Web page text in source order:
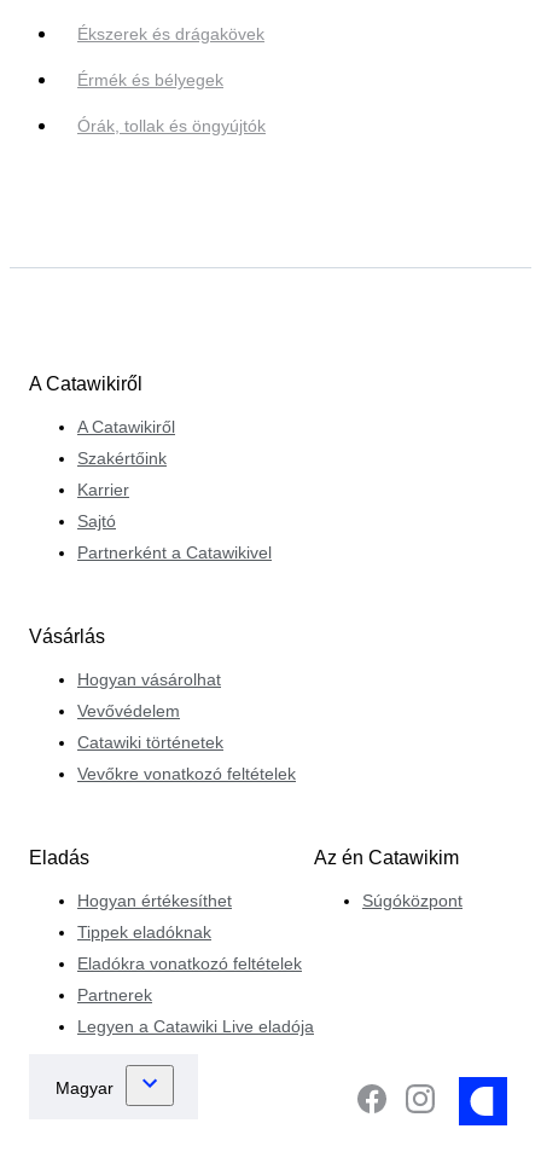
Ékszerek és drágakövek
Érmék és bélyegek
Órák, tollak és öngyújtók
A Catawikiről
A Catawikiről
Szakértőink
Karrier
Sajtó
Partnerként a Catawikivel
Vásárlás
Hogyan vásárolhat
Vevővédelem
Catawiki történetek
Vevőkre vonatkozó feltételek
Eladás
Hogyan értékesíthet
Tippek eladóknak
Eladókra vonatkozó feltételek
Partnerek
Legyen a Catawiki Live eladója
Az én Catawikim
Súgóközpont